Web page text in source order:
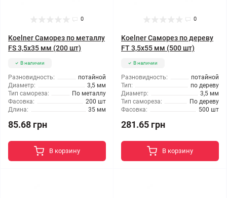
0
Koelner Саморез по металлу
FS 3,5x35 мм (200 шт)
В наличии
Разновидность:
потайной
Диаметр:
3,5 мм
Тип самореза:
По металлу
Фасовка:
200 шт
Длина:
35 мм
85.68 грн
В корзину
0
Koelner Саморез по дереву
FT 3,5x55 мм (500 шт)
В наличии
Разновидность:
потайной
Тип:
по дереву
Диаметр:
3,5 мм
Тип самореза:
По дереву
Фасовка:
500 шт
281.65 грн
В корзину